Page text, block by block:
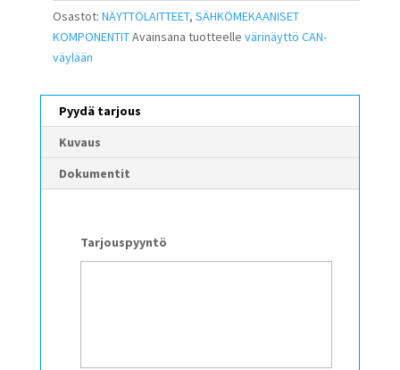
Osastot: NÄYTTÖLAITTEET, SÄHKÖMEKAANISET
KOMPONENTITAvainsana tuotteelle värinäyttö CAN-
väylään
Pyydä tarjous
Kuvaus
Dokumentit
Tarjouspyyntö